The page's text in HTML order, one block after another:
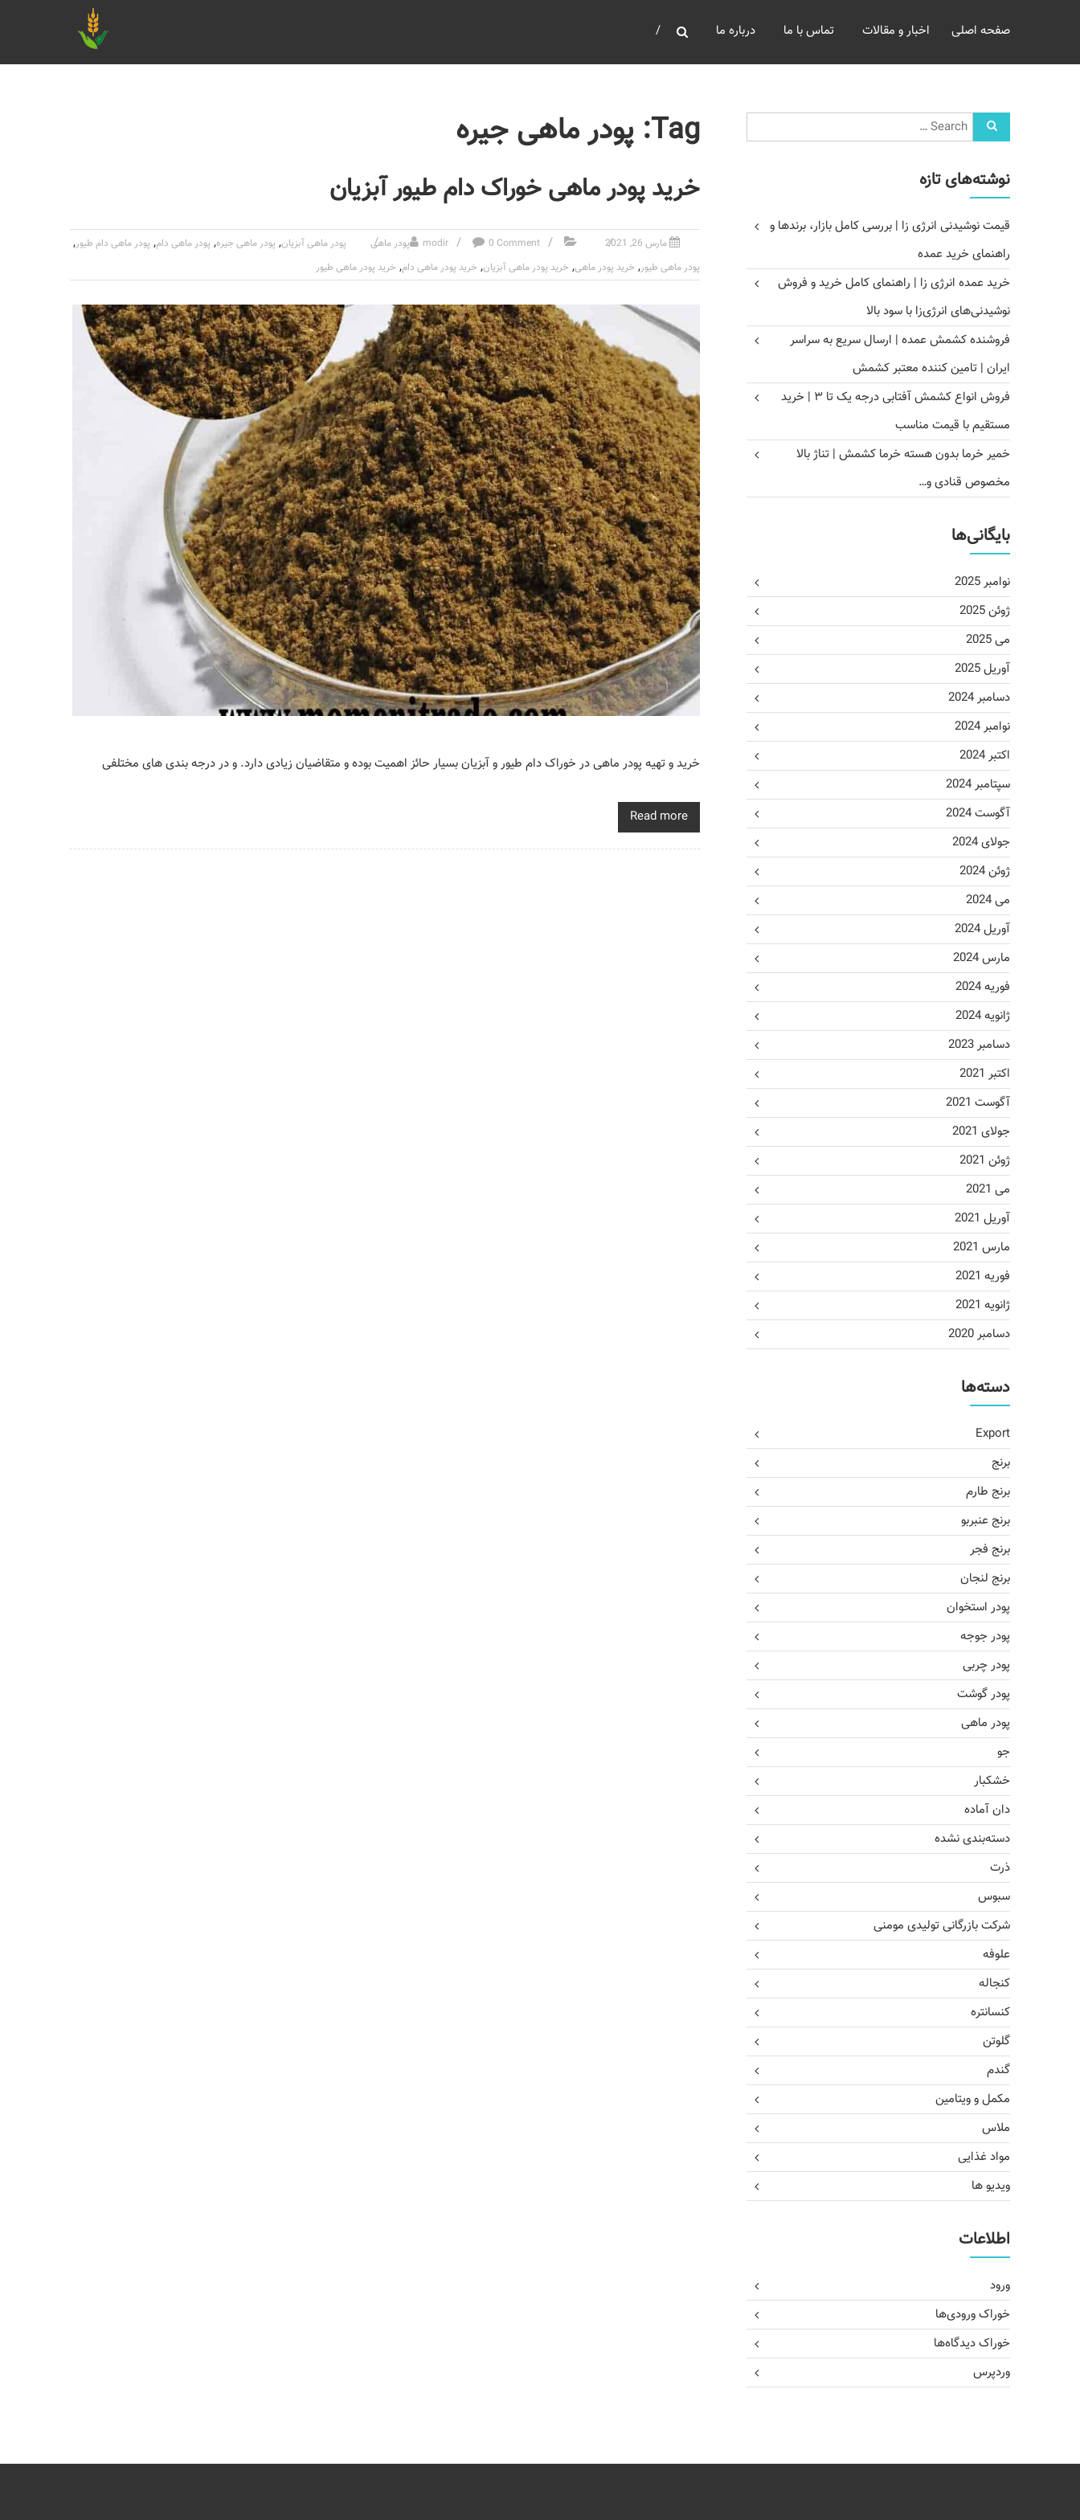
خرید
غلات
مومنی
صفحه اصلی اخبار و مقالات تماس با ما درباره ما
Tag: پودر ماهی جیره
خرید پودر ماهی خوراک دام طیور آبزیان
مارس 26, 2021 modir 0 Comment پودر ماهی پودر ماهی آبزیان, پودر ماهی جیره, پودر ماهی دام, پودر ماهی دام طیور,
پودر ماهی طیور, خرید پودر ماهی, خرید پودر ماهی آبزیان, خرید پودر ماهی دام, خرید پودر ماهی طیور
خرید و تهیه پودر ماهی در خوراک دام طیور و آبزیان بسیار حائز اهمیت بوده و متقاضیان زیادی دارد. و در درجه بندی های مختلفی
Read more
نوشته‌های تازه
قیمت نوشیدنی انرژی زا | بررسی کامل بازار، برندها و
راهنمای خرید عمده
خرید عمده انرژی زا | راهنمای کامل خرید و فروش
نوشیدنی‌های انرژی‌زا با سود بالا
فروشنده کشمش عمده | ارسال سریع به سراسر
ایران | تامین کننده معتبر کشمش
فروش انواع کشمش آفتابی درجه یک تا ۳ | خرید
مستقیم با قیمت مناسب
خمیر خرما بدون هسته خرما کشمش | تناژ بالا
مخصوص قنادی و…
بایگانی‌ها
نوامبر 2025
ژوئن 2025
می 2025
آوریل 2025
دسامبر 2024
نوامبر 2024
اکتبر 2024
سپتامبر 2024
آگوست 2024
جولای 2024
ژوئن 2024
می 2024
آوریل 2024
مارس 2024
فوریه 2024
ژانویه 2024
دسامبر 2023
اکتبر 2021
آگوست 2021
جولای 2021
ژوئن 2021
می 2021
آوریل 2021
مارس 2021
فوریه 2021
ژانویه 2021
دسامبر 2020
دسته‌ها
Export
برنج
برنج طارم
برنج عنبربو
برنج فجر
برنج لنجان
پودر استخوان
پودر جوجه
پودر چربی
پودر گوشت
پودر ماهی
جو
خشکبار
دان آماده
دسته‌بندی نشده
ذرت
سبوس
شرکت بازرگانی تولیدی مومنی
علوفه
کنجاله
کنسانتره
گلوتن
گندم
مکمل و ویتامین
ملاس
مواد غذایی
ویدیو ها
اطلاعات
ورود
خوراک ورودی‌ها
خوراک دیدگاه‌ها
وردپرس